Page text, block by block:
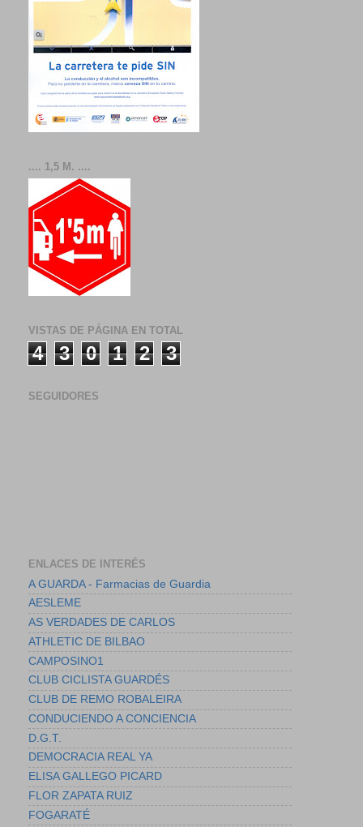
.... 1,5 M. ....
VISTAS DE PÁGINA EN TOTAL
4 3 0 1 2 3
SEGUIDORES
ENLACES DE INTERÉS
A GUARDA - Farmacias de Guardia
AESLEME
AS VERDADES DE CARLOS
ATHLETIC DE BILBAO
CAMPOSINO1
CLUB CICLISTA GUARDÉS
CLUB DE REMO ROBALEIRA
CONDUCIENDO A CONCIENCIA
D.G.T.
DEMOCRACIA REAL YA
ELISA GALLEGO PICARD
FLOR ZAPATA RUIZ
FOGARATÉ